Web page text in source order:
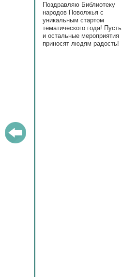
Поздравляю Библиотеку
народов Поволжья с
уникальным стартом
тематического года! Пусть
и остальные мероприятия
приносят людям радость!